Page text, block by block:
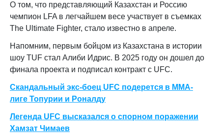
О том, что представляющий Казахстан и Россию
чемпион LFA в легчайшем весе участвует в съемках
The Ultimate Fighter, стало известно в апреле.
Напомним, первым бойцом из Казахстана в истории
шоу TUF стал Алиби Идрис. В 2025 году он дошел до
финала проекта и подписал контракт с UFC.
Скандальный экс-боец UFC подерется в ММА-
лиге Топурии и Роналду
Легенда UFC высказался о спорном поражении
Хамзат Чимаев